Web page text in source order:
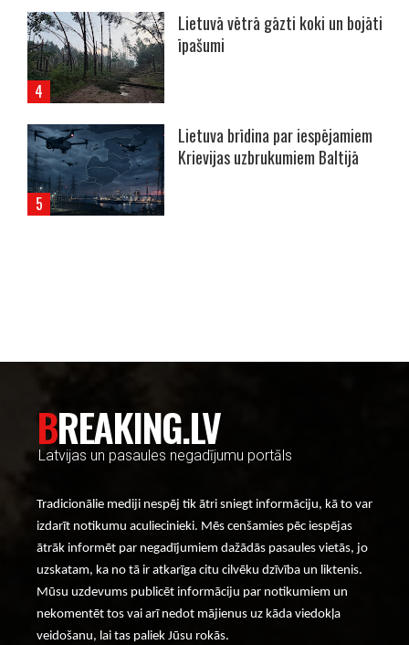
Lietuvā vētrā gāzti koki un bojāti
īpašumi
Lietuva brīdina par iespējamiem
Krievijas uzbrukumiem Baltijā
BREAKING.LV
Latvijas un pasaules negadījumu portāls
Tradicionālie mediji nespēj tik ātri sniegt informāciju, kā to var
izdarīt notikumu aculiecinieki. Mēs cenšamies pēc iespējas
ātrāk informēt par negadījumiem dažādās pasaules vietās, jo
uzskatam, ka no tā ir atkarīga citu cilvēku dzīvība un liktenis.
Mūsu uzdevums publicēt informāciju par notikumiem un
nekomentēt tos vai arī nedot mājienus uz kāda viedokļa
veidošanu, lai tas paliek Jūsu rokās.